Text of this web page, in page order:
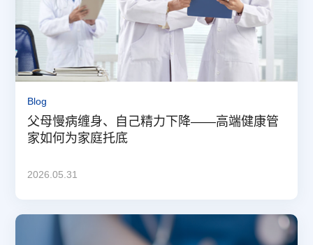
Blog
父母慢病缠身、自己精力下降——高端健康管
家如何为家庭托底
2026.05.31